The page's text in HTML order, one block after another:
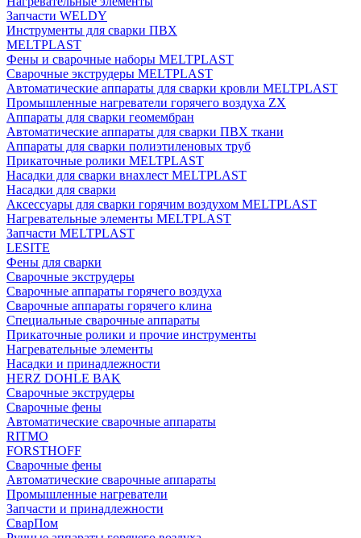
Запчасти WELDY
Инструменты для сварки ПВХ
MELTPLAST
Фены и сварочные наборы MELTPLAST
Сварочные экструдеры MELTPLAST
Автоматические аппараты для сварки кровли MELTPLAST
Промышленные нагреватели горячего воздуха ZX
Аппараты для сварки геомембран
Автоматические аппараты для сварки ПВХ ткани
Аппараты для сварки полиэтиленовых труб
Прикаточные ролики MELTPLAST
Насадки для сварки внахлест MELTPLAST
Насадки для сварки
Аксессуары для сварки горячим воздухом MELTPLAST
Нагревательные элементы MELTPLAST
Запчасти MELTPLAST
LESITE
Фены для сварки
Сварочные экструдеры
Сварочные аппараты горячего воздуха
Сварочные аппараты горячего клина
Специальные сварочные аппараты
Прикаточные ролики и прочие инструменты
Нагревательные элементы
Насадки и принадлежности
HERZ DOHLE BAK
Сварочные экструдеры
Сварочные фены
Автоматические сварочные аппараты
RITMO
FORSTHOFF
Сварочные фены
Автоматические сварочные аппараты
Промышленные нагреватели
Запчасти и принадлежности
СварПом